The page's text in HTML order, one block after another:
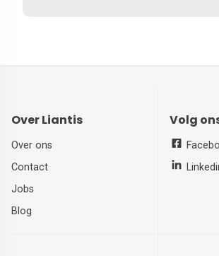
Over Liantis
Over ons
Contact
Jobs
Blog
Volg